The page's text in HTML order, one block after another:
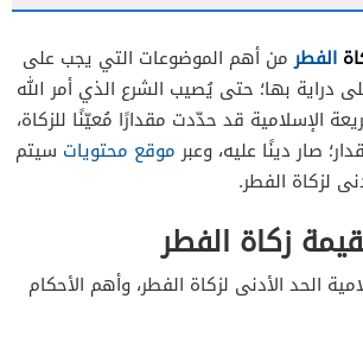
الفطر من أهم الموضوعات التي يجب على
دراية بها؛ حتى يُصيب الشرع الذي أمر الله
الإسلامية قد حدّدت مقدارًا مُعيّنًا للزكاة،
صار دينًا عليه، وعبرموقع محتويات سيتم
لزكاة الفطر.
زكاة الفطر
الحد الأدنى لزكاة الفطر، وأهم الأحكام